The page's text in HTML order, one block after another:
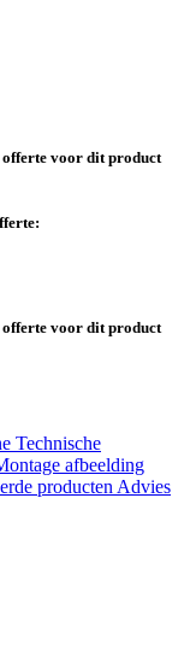
offerte voor dit product
offerte voor dit product
Technische
afbeelding
producten Advies